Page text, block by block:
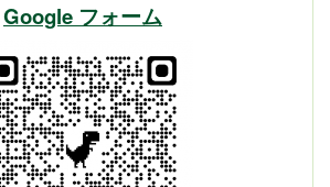
Google フォーム